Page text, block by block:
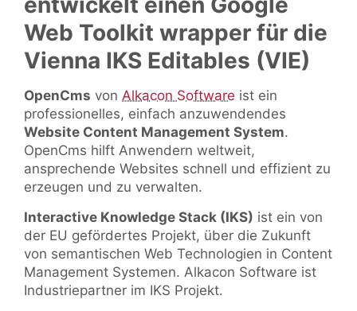
Web Toolkit wrapper für die
Vienna IKS Editables (VIE)
OpenCms von Alkacon Software ist ein
professionelles, einfach anzuwendendes
Website Content Management System.
OpenCms hilft Anwendern weltweit,
ansprechende Websites schnell und effizient zu
erzeugen und zu verwalten.
Interactive Knowledge Stack (IKS) ist ein von
der EU gefördertes Projekt, über die Zukunft
von semantischen Web Technologien in Content
Management Systemen. Alkacon Software ist
Industriepartner im IKS Projekt.